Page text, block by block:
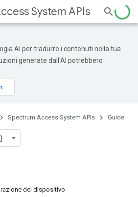
System APIs
AI per tradurre i contenuti nella tua
generate dall'AI potrebbero
Spectrum Access System APIs Guide
del dispositivo